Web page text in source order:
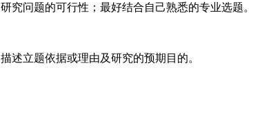
问题的可行性；最好结合自己熟悉的专业选题。
立题依据或理由及研究的预期目的。